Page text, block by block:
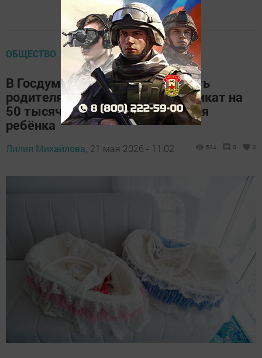
ОБЩЕСТВО
В Госдуме предложили выдавать
родителям подарочный сертификат на
50 тысяч рублей после рождения
ребёнка
Лилия Михайлова, 21 мая 2026 - 11:02 534 0 0